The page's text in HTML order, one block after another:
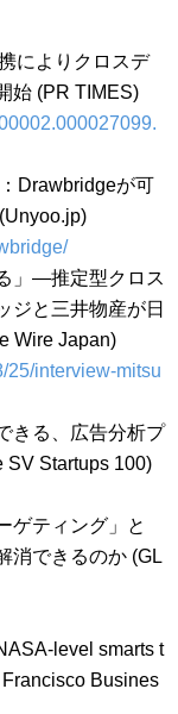
によりクロスデ
始 (PR TIMES)
Drawbridgeが可
」―推定型クロス
ジと三井物産が日
Wire Japan)
25/interview-mitsu
きる、広告分析プ
SV Startups 100)
ゲティング」と
消できるのか (GL
level smarts t
Busines